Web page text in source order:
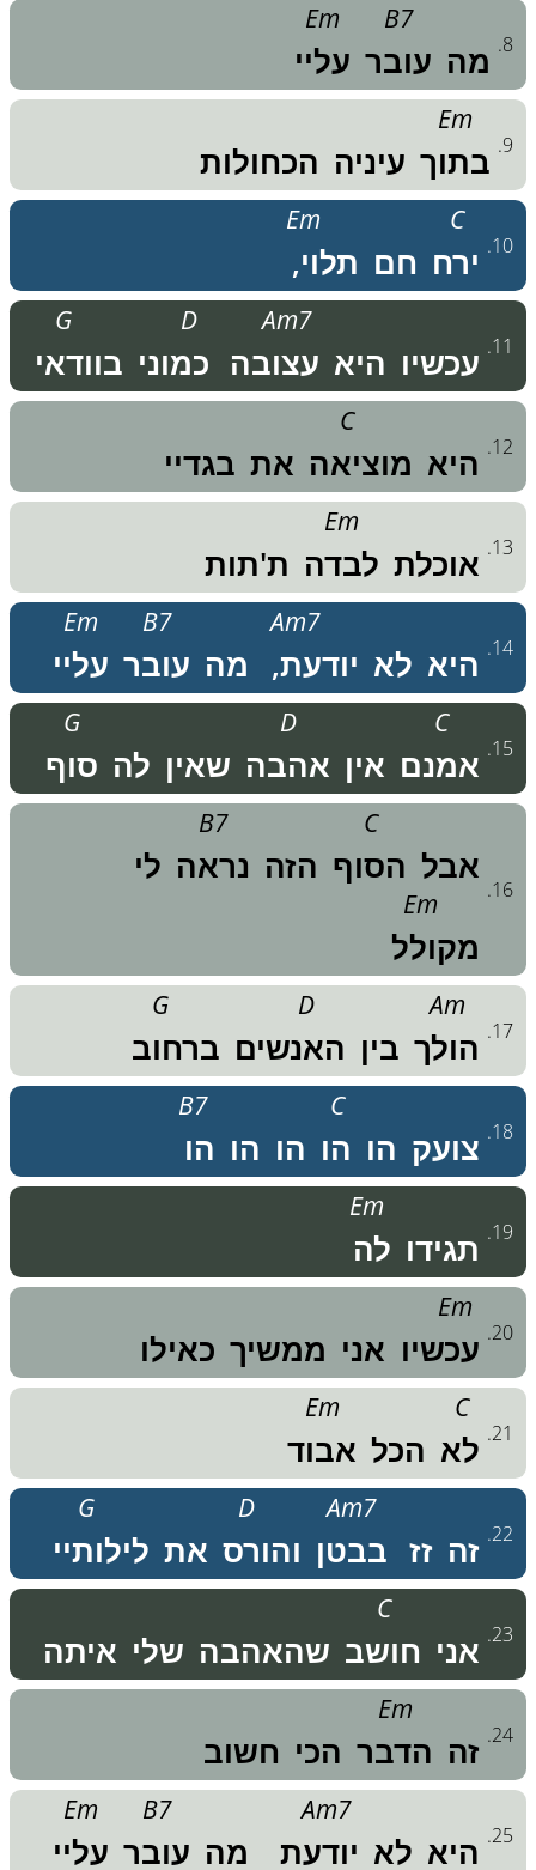
8
. מה
B7
עובר
Em
עליי
9
.
Em
בתוך עיניה הכחולות
10
.
C
ירח חם
Em
תלוי,
11
. עכשיו היא
Am7
עצובה
D
כמוני
G
בוודאי
12
. היא
C
מוציאה את בגדיי
13
. אוכלת
Em
לבדה ת'תות
14
. היא לא
Am7
יודעת, מה
B7
עובר
Em
עליי
15
.
C
אמנם אין
D
אהבה שאין לה
G
סוף
16
.
אבל
C
הסוף הזה
B7
נראה לי
Em
מקולל
17
.
Am
הולך בין
D
האנשים
G
ברחוב
18
. צועק הו
C
הו הו הו
B7
הו
19
. תגידו
Em
לה
20
.
Em
עכשיו אני ממשיך כאילו
21
.
C
לא הכל
Em
אבוד
22
. זה זז
Am7
בבטן
D
והורס את
G
לילותיי
23
. אני
C
חושב שהאהבה שלי איתה
24
. זה
Em
הדבר הכי חשוב
25
. היא לא
Am7
יודעת מה
B7
עובר
Em
עליי